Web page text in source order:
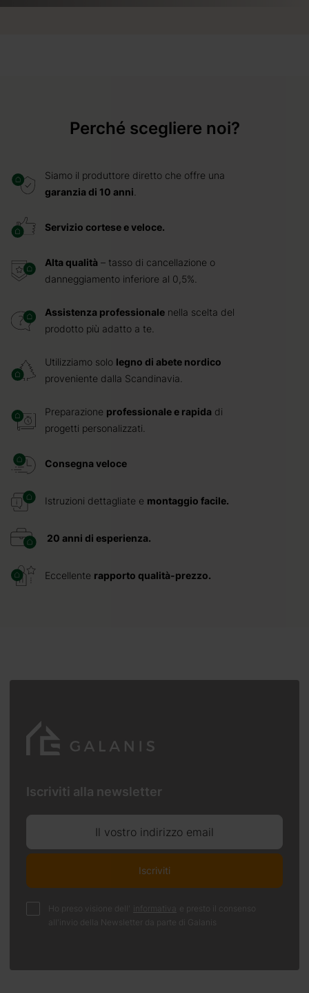
Perché scegliere noi?
Siamo il produttore diretto che offre una
garanzia di 10 anni
Servizio cortese e veloce.
Alta qualità – tasso di cancellazione o
danneggiamento inferiore al 0,5%.
Assistenza professionale nella scelta del
prodotto più adatto a te.
Utilizziamo solo legno di abete nordico
proveniente dalla Scandinavia.
Preparazione professionale e rapida di
progetti personalizzati.
Consegna veloce
Istruzioni dettagliate e montaggio facile.
20 anni di esperienza.
Eccellente rapporto qualità-prezzo.
Iscriviti alla newsletter
Il vostro indirizzo email
Iscriviti
Ho preso visione dell' informativa
e presto il consenso
all'invio della Newsletter da parte di Galanis